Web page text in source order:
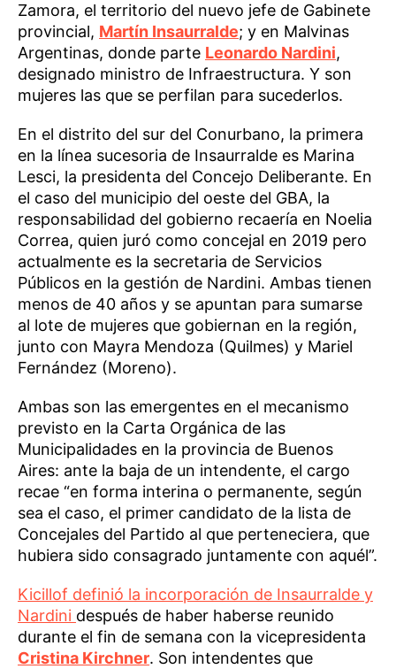
Zamora, el territorio del nuevo jefe de Gabinete
provincial, Martín Insaurralde; y en Malvinas
Argentinas, donde parte Leonardo Nardini,
designado ministro de Infraestructura. Y son
mujeres las que se perfilan para sucederlos.
En el distrito del sur del Conurbano, la primera
en la línea sucesoria de Insaurralde es Marina
Lesci, la presidenta del Concejo Deliberante. En
el caso del municipio del oeste del GBA, la
responsabilidad del gobierno recaería en Noelia
Correa, quien juró como concejal en 2019 pero
actualmente es la secretaria de Servicios
Públicos en la gestión de Nardini. Ambas tienen
menos de 40 años y se apuntan para sumarse
al lote de mujeres que gobiernan en la región,
junto con Mayra Mendoza (Quilmes) y Mariel
Fernández (Moreno).
Ambas son las emergentes en el mecanismo
previsto en la Carta Orgánica de las
Municipalidades en la provincia de Buenos
Aires: ante la baja de un intendente, el cargo
recae “en forma interina o permanente, según
sea el caso, el primer candidato de la lista de
Concejales del Partido al que perteneciera, que
hubiera sido consagrado juntamente con aquél”.
Kicillof definió la incorporación de Insaurralde y
Nardini después de haber haberse reunido
durante el fin de semana con la vicepresidenta
Cristina Kirchner. Son intendentes que